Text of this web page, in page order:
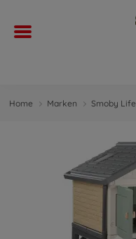
Home Marken Smoby Life